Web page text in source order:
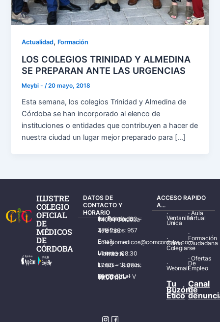
Actualidad, Formación
LOS COLEGIOS TRINIDAD Y ALMEDINA
SE PREPARAN ANTE LAS URGENCIAS
Meybi -/20 mayo, 2018
Esta semana, los colegios Trinidad y Almedina de
Córdoba se han incorporado al elenco de
instituciones o entidades que contribuyen a hacer de
nuestra ciudad un lugar mejor preparado para […]
ILUSTRE
COLEGIO
OFICIAL
DE
MÉDICOS
DE
CÓRDOBA
DATOS DE
CONTACTO Y
HORARIO
Av. Ronda de los Tejares, 32 – 14001 Córdoba
Teléfonos: 957 478 785
Email: colegiomedicos@comcordoba.com
Lunes – Viernes: 08:30 – 14:30 h.
Lunes – Jueves: 17:00 – 19:30 h.
Del 15/06 al 15/09 de L – V de 08:00 – 15:00 h.
ACCESO RAPIDO
A...
·
Ventanilla
Única
·
Cómo
Colegiarse
·
Webmail
·Aula
Virtual
·
Formación
Ciudadana
·Ofertas
De
Empleo
Tu
Buzón
Ético
Canal
de